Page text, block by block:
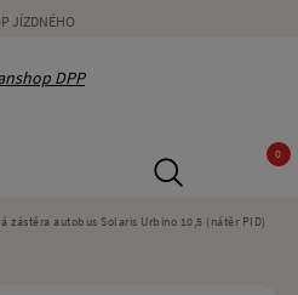
JÍZDNÉHO
0
zástěra autobus Solaris Urbino 10,5 (nátěr PID)